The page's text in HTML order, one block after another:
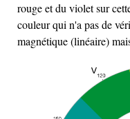
rouge et du violet sur
couleur qui n'a pas de
magnétique (linéaire)